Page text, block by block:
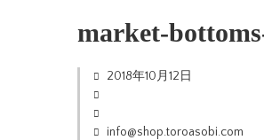
market-
2018年10月12日
info@shop.toroasobi.com